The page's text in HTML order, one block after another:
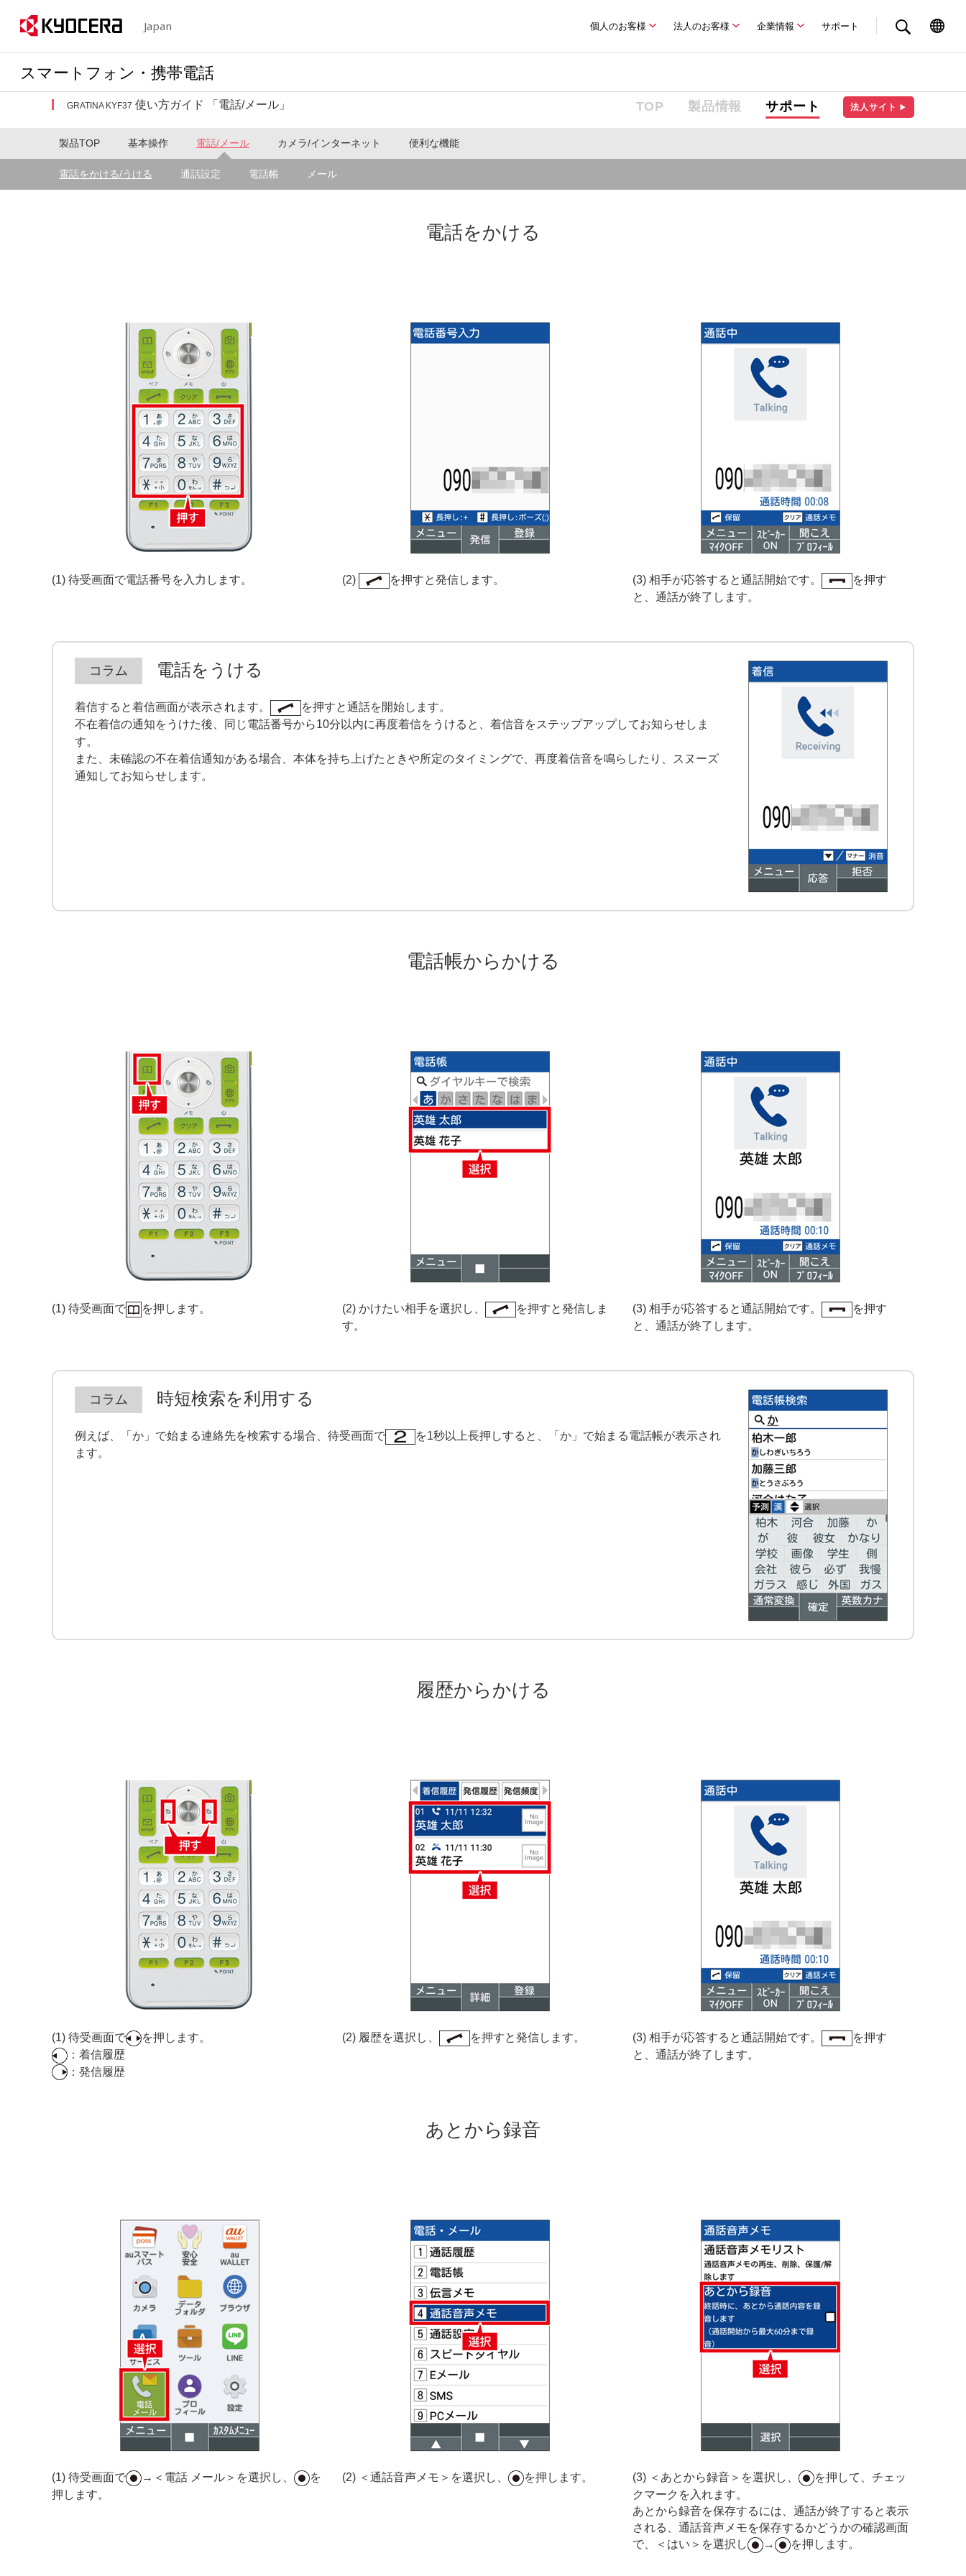
Japan 個人のお客様 法人のお客様 企業情報 サポート
スマートフォン・携帯電話
TOP 製品情報 サポート 法人サイト ▶
GRATINA KYF37 使い方ガイド 「電話/メール」
製品TOP 基本操作 電話/メール カメラ/インターネット 便利な機能
電話をかける/うける 通話設定 電話帳 メール
電話をかける
(1) 待受画面で電話番号を入力します。 (2) を押すと発信します。 (3) 相手が応答すると通話開始です。
を押す
と、通話が終了します。
電話をうける
着信すると着信画面が表示されます。
を押すと通話を開始します。
不在着信の通知をうけた後、同じ電話番号から10分以内に再度着信をうけると、着信音をステップアップしてお知らせしま
す。
また、未確認の不在着信通知がある場合、本体を持ち上げたときや所定のタイミングで、再度着信音を鳴らしたり、スヌーズ
通知してお知らせします。
電話帳からかける
(1) 待受画面で を押します。 (2) かけたい相手を選択し、
を押すと発信しま
す。
(3) 相手が応答すると通話開始です。
を押す
と、通話が終了します。
時短検索を利用する
例えば、「か」で始まる連絡先を検索する場合、待受画面で
を1秒以上長押しすると、「か」で始まる電話帳が表示され
ます。
履歴からかける
(1) 待受画面で
を押します。
：着信履歴
：発信履歴
(2) 履歴を選択し、 を押すと発信します。 (3) 相手が応答すると通話開始です。
を押す
と、通話が終了します。
あとから録音
(1) 待受画面で →＜電話 メール＞を選択し、
を
押します。
(2) ＜通話音声メモ＞を選択し、 を押します。 (3) ＜あとから録音＞を選択し、
を押して、チェッ
クマークを入れます。
あとから録音を保存するには、通話が終了すると表示
される、通話音声メモを保存するかどうかの確認画面
で、＜はい＞を選択し
→ を押します。